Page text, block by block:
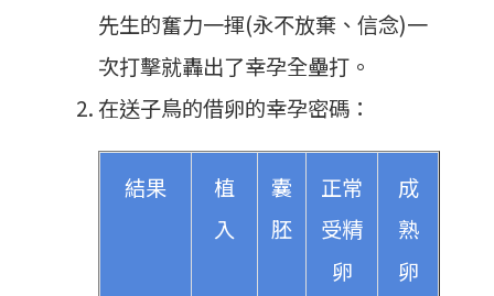
先生的奮力一揮(永不放棄、信念)一
次打擊就轟出了幸孕全壘打。
在送子鳥的借卵的幸孕密碼：
結果
植
入
囊
胚
正常
受精
卵
成
熟
卵